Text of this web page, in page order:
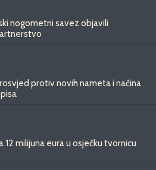
nogometni savez objavili
protiv novih nameta i načina
12 milijuna eura u osječku tvornicu